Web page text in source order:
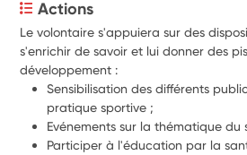
Actions
Le volontaire s'appuiera sur des
s'enrichir de savoir et lui donner des
développement :
Sensibilisation des différents
pratique sportive ;
Evénements sur la thématique du
Participer à l'éducation par la